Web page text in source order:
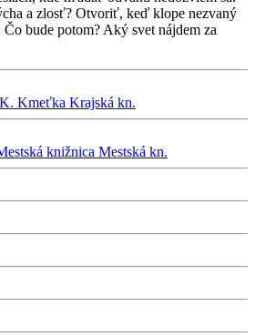
a zlosť? Otvoriť, keď klope nezvaný
bude potom? Aký svet nájdem za
Kmeťka Krajská kn.
knižnica Mestská kn.